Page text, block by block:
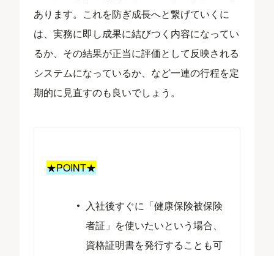
あります。これを防ぎ成長へと繋げていくに
は、実務に即し成果に結びつく内容になってい
るか、その結果が正当に評価として反映される
システムになっているか、など一連の行程を定
期的に見直すのも良いでしょう。
★POINT★
入社後すぐに「健康保険被保険
者証」を使いたいという場合、
資格証明書を発行することも可